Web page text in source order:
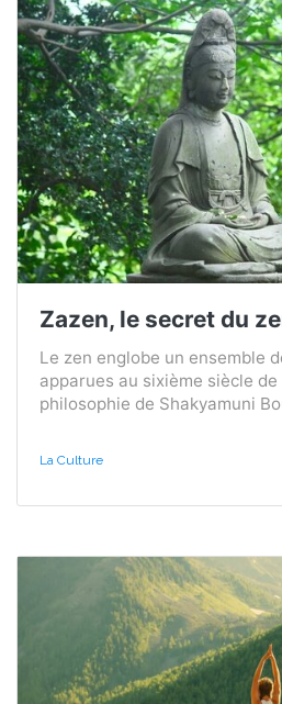
Zazen, le secret du
Le zen englobe un ensemble
apparues au sixième siècle
philosophie de Shakyamuni
La Culture